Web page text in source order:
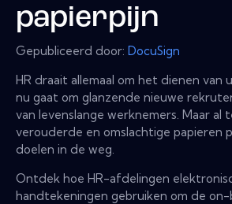
papierpijn
Gepubliceerd door: DocuSign
HR draait allemaal om het dienen van
nu gaat om glanzende nieuwe
van levenslange werknemers. Maar al
verouderde en omslachtige papieren
doelen in de weg.
Ontdek hoe HR-afdelingen
handtekeningen gebruiken om de